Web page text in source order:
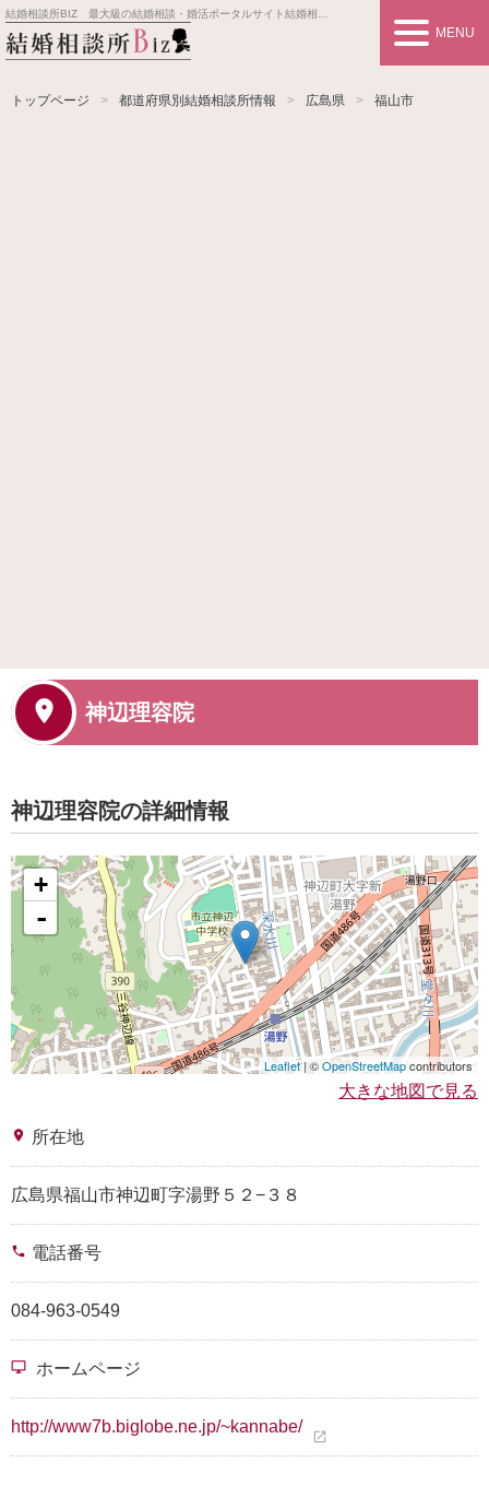
結婚相談所BIZ 最大級の結婚相談・婚活ポータルサイト結婚相談所事業者情報や婚活お見合いの悩み、対策を紹介します。
MENU
トップページ 都道府県別結婚相談所情報 広島県 福山市
神辺理容院
神辺理容院の詳細情報
+
-
Leaflet| ©OpenStreetMapcontributors
大きな地図で見る
place 所在地
広島県福山市神辺町字湯野５２−３８
phone 電話番号
084-963-0549
desktop_windows ホームページ
http://www7b.biglobe.ne.jp/~kannabe/
open_in_new